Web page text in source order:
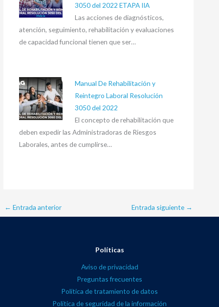
3050 del 2022 ETAPA IIA
Las acciones de diagnósticos,
atención, seguimiento, rehabilitación y evaluaciones
de capacidad funcional tienen que ser…
Manual De Rehabilitación y
Reintegro Laboral Resolución
3050 del 2022
El concepto de rehabilitación que
deben expedir las Administradoras de Riesgos
Laborales, antes de cumplirse…
← Entrada anterior Entrada siguiente →
Políticas
Aviso de privacidad
Preguntas frecuentes
Política de tratamiento de datos
Política de seguridad de la información